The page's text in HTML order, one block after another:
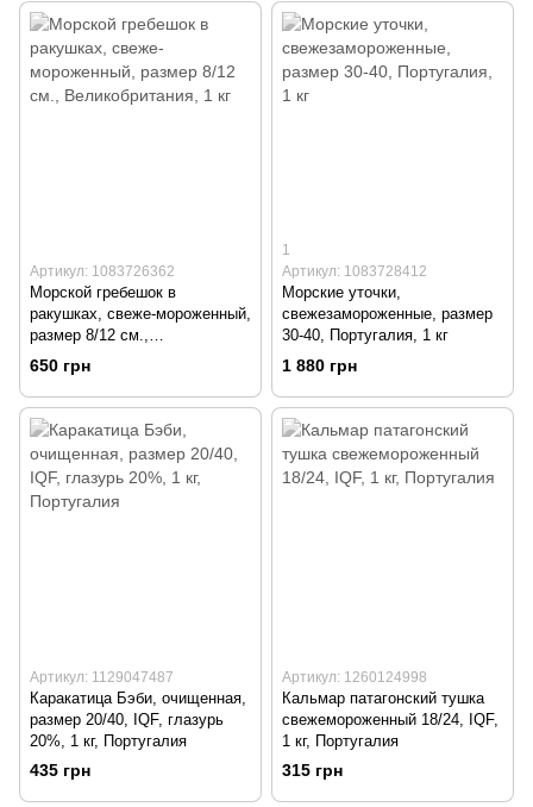
Артикул: 1083726362
Морской гребешок в
ракушках, свеже-мороженный,
размер 8/12 см.,
Великобритания, 1 кг
650 грн
1
Артикул: 1083728412
Морские уточки,
свежезамороженные, размер
30-40, Португалия, 1 кг
1 880 грн
Артикул: 1129047487
Каракатица Бэби, очищенная,
размер 20/40, IQF, глазурь
20%, 1 кг, Португалия
435 грн
Артикул: 1260124998
Кальмар патагонский тушка
свежемороженный 18/24, IQF,
1 кг, Португалия
315 грн